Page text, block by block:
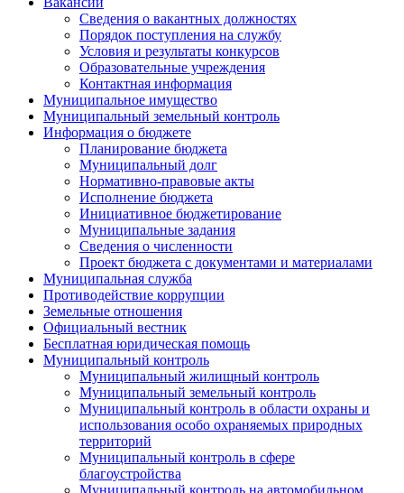
Сведения о вакантных должностях
Порядок поступления на службу
Условия и результаты конкурсов
Образовательные учреждения
Контактная информация
Муниципальное имущество
Муниципальный земельный контроль
Информация о бюджете
Планирование бюджета
Муниципальный долг
Нормативно-правовые акты
Исполнение бюджета
Инициативное бюджетирование
Муниципальные задания
Сведения о численности
Проект бюджета с документами и материалами
Муниципальная служба
Противодействие коррупции
Земельные отношения
Официальный вестник
Бесплатная юридическая помощь
Муниципальный контроль
Муниципальный жилищный контроль
Муниципальный земельный контроль
Муниципальный контроль в области охраны и
использования особо охраняемых природных
территорий
Муниципальный контроль в сфере
благоустройства
Муниципальный контроль на автомобильном